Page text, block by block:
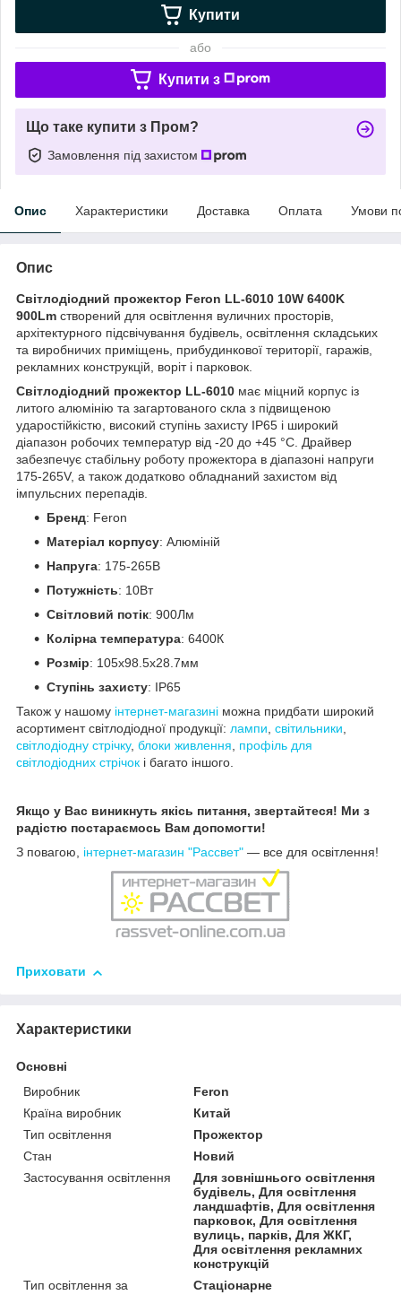
Купити
або
Купити з
Що таке купити з Пром?
Замовлення під захистом
Опис Характеристики Доставка Оплата Умови
Опис
Світлодіодний прожектор Feron LL-6010 10W 6400K
900Lm створений для освітлення вуличних просторів,
архітектурного підсвічування будівель, освітлення складських
та виробничих приміщень, прибудинкової території, гаражів,
рекламних конструкцій, воріт і парковок.
Світлодіодний прожектор LL-6010 має міцний корпус із
литого алюмінію та загартованого скла з підвищеною
ударостійкістю, високий ступінь захисту IP65 і широкий
діапазон робочих температур від -20 до +45 °C. Драйвер
забезпечує стабільну роботу прожектора в діапазоні напруги
175-265V, а також додатково обладнаний захистом від
імпульсних перепадів.
Бренд: Feron
Матеріал корпусу: Алюміній
Напруга: 175-265В
Потужність: 10Вт
Світловий потік: 900Лм
Колірна температура: 6400К
Розмір: 105х98.5х28.7мм
Ступінь захисту: IP65
Також у нашому інтернет-магазині можна придбати широкий
асортимент світлодіодної продукції: лампи світильники
світлодіодну стрічку, блоки живлення
профіль для
світлодіодних стрічок і багато іншого.
Якщо у Вас виникнуть якісь питання, звертайтеся! Ми з
радістю постараємось Вам допомогти!
З повагою, інтернет-магазин "Рассвет" — все для освітлення!
Приховати
Характеристики
Основні
Виробник
Feron
Країна виробник
Китай
Тип освітлення
Прожектор
Стан
Новий
Застосування освітлення
Для зовнішнього освітлення
будівель, Для освітлення
ландшафтів, Для освітлення
парковок, Для освітлення
вулиць, парків, Для ЖКГ,
Для освітлення рекламних
конструкцій
Тип освітлення за
Стаціонарне